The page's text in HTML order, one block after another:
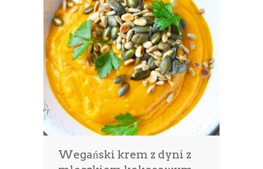
Wegański krem z dyni z